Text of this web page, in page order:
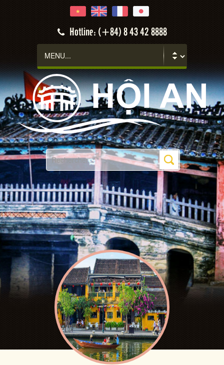
Hotline: (+84) 8 43 42 8888